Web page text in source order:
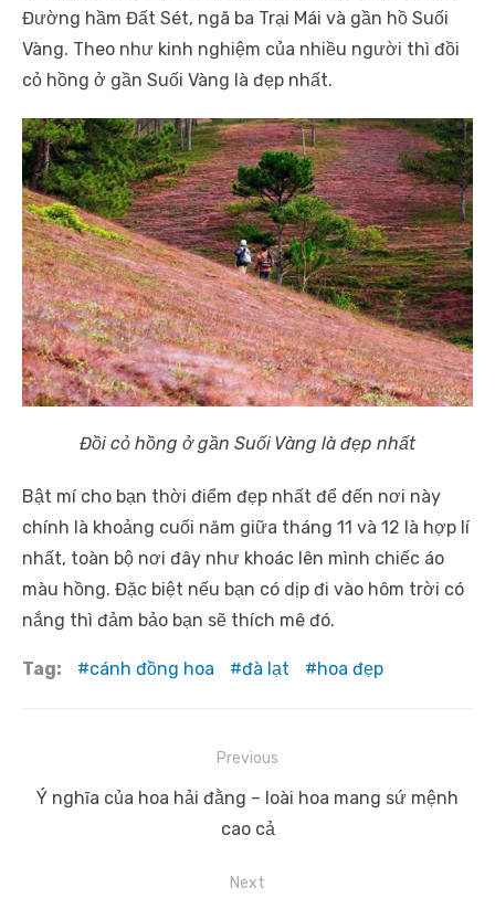
Đường hầm Đất Sét, ngã ba Trại Mái và gần hồ Suối
Vàng. Theo như kinh nghiệm của nhiều người thì đồi
cỏ hồng ở gần Suối Vàng là đẹp nhất.
Đồi cỏ hồng ở gần Suối Vàng là đẹp nhất
Bật mí cho bạn thời điểm đẹp nhất để đến nơi này
chính là khoảng cuối năm giữa tháng 11 và 12 là hợp lí
nhất, toàn bộ nơi đây như khoác lên mình chiếc áo
màu hồng. Đặc biệt nếu bạn có dịp đi vào hôm trời có
nắng thì đảm bảo bạn sẽ thích mê đó.
Tag: cánh đồng hoa đà lạt hoa đẹp
hướng
Previous
Previous
Ý nghĩa của hoa hải đằng – loài hoa mang sứ mệnh
cao cả
Next